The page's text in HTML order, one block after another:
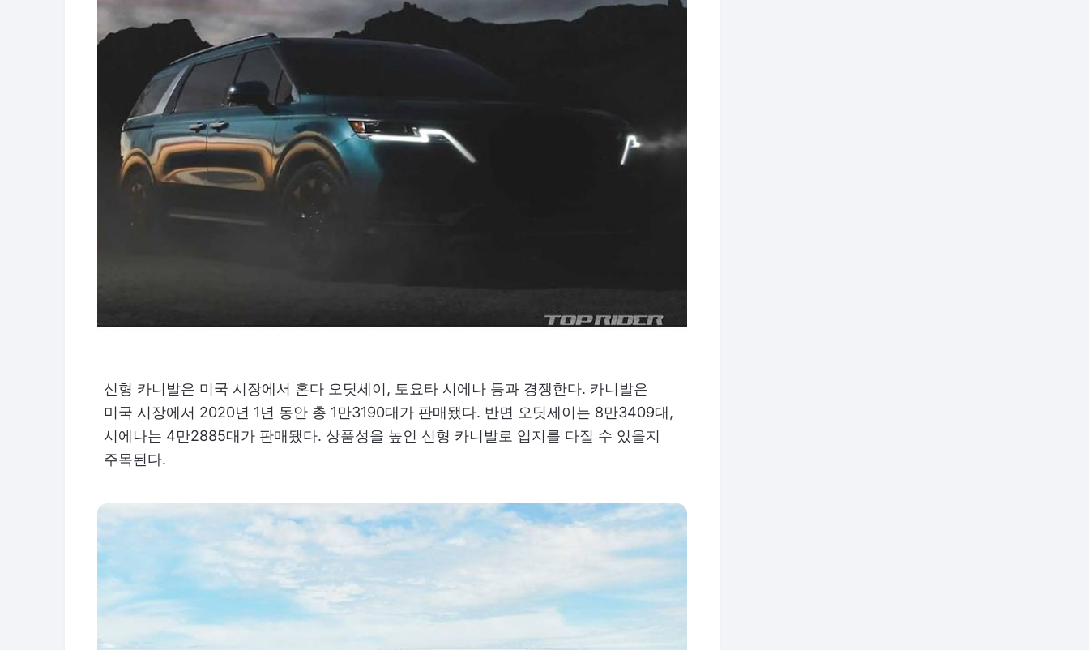
신형 카니발은 미국 시장에서 혼다 오딧세이, 토요타 시에나 등과 경쟁한다. 카니발은
미국 시장에서 2020년 1년 동안 총 1만3190대가 판매됐다. 반면 오딧세이는 8만3409대,
시에나는 4만2885대가 판매됐다. 상품성을 높인 신형 카니발로 입지를 다질 수 있을지
주목된다.